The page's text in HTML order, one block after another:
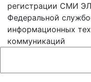
регистрации СМИ
Федеральной
информационных
коммуникаций